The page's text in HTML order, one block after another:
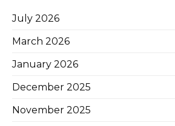
July 2026
March 2026
January 2026
December 2025
November 2025